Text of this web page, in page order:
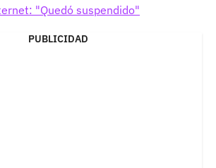
"Quedó suspendido"
PUBLICIDAD